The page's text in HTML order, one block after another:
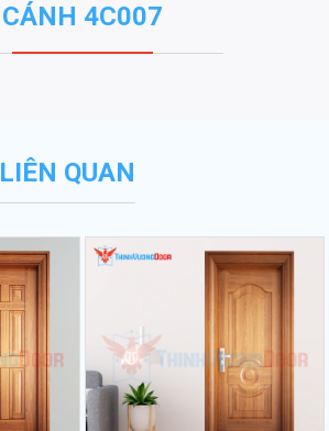
CÁNH 4C007
LIÊN QUAN